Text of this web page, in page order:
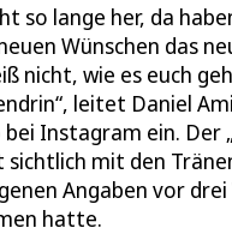
so lange her, da
Wünschen das
nicht, wie es euch
leitet Daniel
Instagram ein. Der
mit den
Angaben vor
hatte.